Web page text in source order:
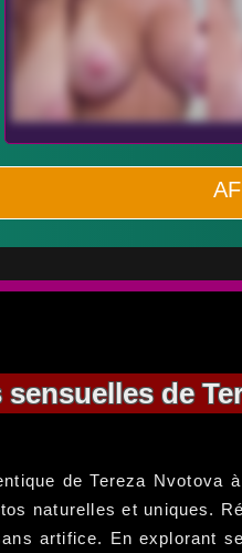
de
de Tereza
naturelles et uniques.
artifice. En explorant